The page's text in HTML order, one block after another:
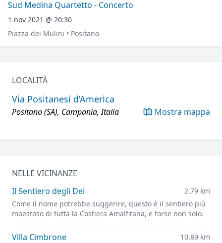
Sud Medina Quartetto - Concerto
1 nov 2021 @ 20:30
Piazza dei Mulini • Positano
LOCALITÀ
Via Positanesi d’America
Positano (SA), Campania, Italia Mostra mappa
NELLE VICINANZE
Il Sentiero degli Dei
2.79 km
Come il nome potrebbe suggerire, questo è il sentiero più
maestoso di tutta la Costiera Amalfitana, e forse non solo.
Villa Cimbrone 10.89 km